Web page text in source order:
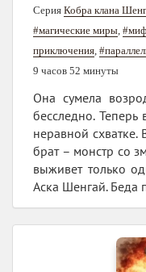
Серия Кобра клана
#магические миры
приключения
9 часов 52 минуты
Она сумела
бесследно.
неравной
брат – монстр со
выживет только
Аска Шенгай. Беда